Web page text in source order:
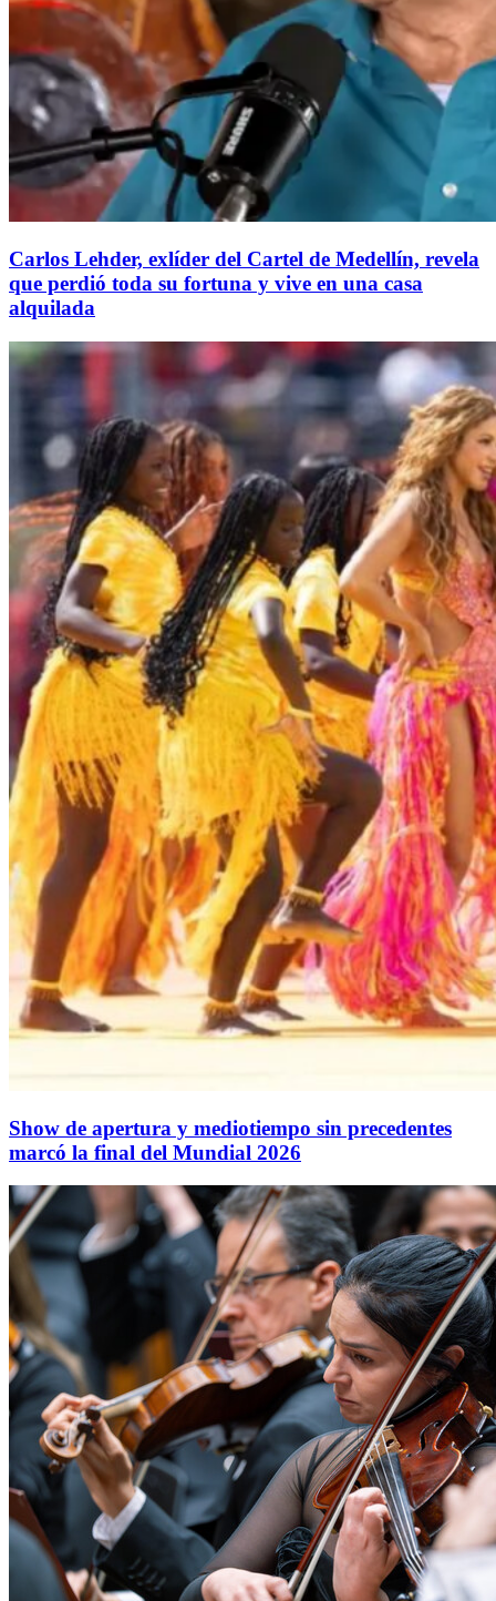
Carlos Lehder, exlíder del Cartel de Medellín, revela
que perdió toda su fortuna y vive en una casa
alquilada
Show de apertura y mediotiempo sin precedentes
marcó la final del Mundial 2026